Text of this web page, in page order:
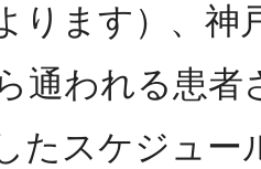
ります）、神
通われる患者
たスケジュー